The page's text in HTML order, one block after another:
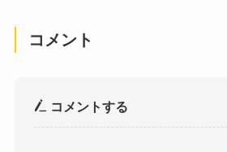
コメント
コメントする